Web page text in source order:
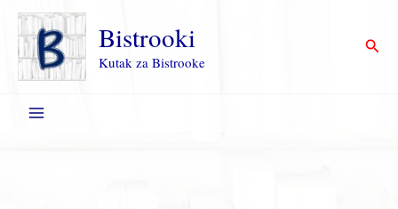
Пређи
садржај
Bistrooki
Kutak za Bistrooke